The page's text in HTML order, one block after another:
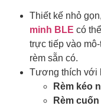
Thiết kế nhỏ gọn,
minh BLE có
trực tiếp vào
rèm sẵn có.
Tương thích với
Rèm kéo
Rèm